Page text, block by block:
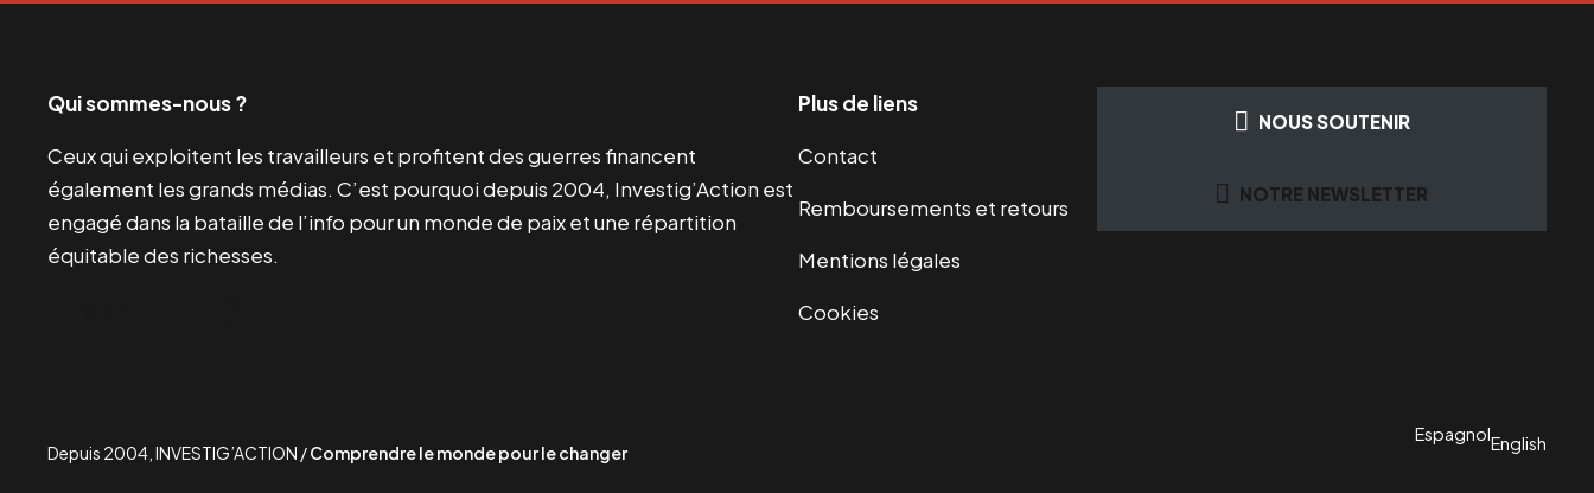
Qui sommes-nous ?
Ceux qui exploitent les travailleurs et profitent des guerres financent
également les grands médias. C’est pourquoi depuis 2004, Investig’Action est
engagé dans la bataille de l’info pour un monde de paix et une répartition
équitable des richesses.
Plus de liens
Contact
Remboursements et retours
Mentions légales
Cookies
NOUS SOUTENIR
NOTRE NEWSLETTER
Depuis 2004, INVESTIG’ACTION /Comprendre le monde pour le changer
EspagnolEnglish